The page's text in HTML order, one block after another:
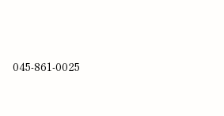
045-861-0025